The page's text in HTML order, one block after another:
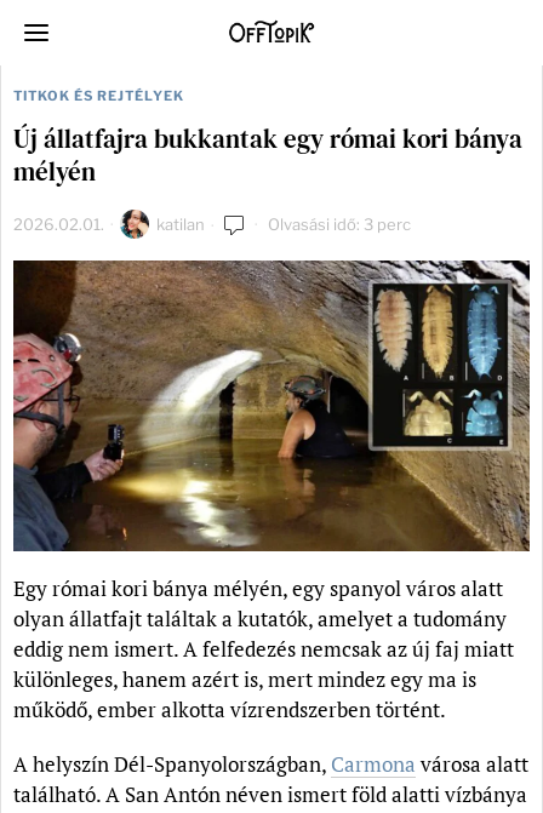
TITKOK ÉS REJTÉLYEK
Új állatfajra bukkantak egy római kori bánya
mélyén
2026.02.01. katilan Olvasási idő: 3 perc
Egy római kori bánya mélyén, egy spanyol város alatt
olyan állatfajt találtak a kutatók, amelyet a tudomány
eddig nem ismert. A felfedezés nemcsak az új faj miatt
különleges, hanem azért is, mert mindez egy ma is
működő, ember alkotta vízrendszerben történt.
A helyszín Dél-Spanyolországban, Carmona városa alatt
található. A San Antón néven ismert föld alatti vízbánya